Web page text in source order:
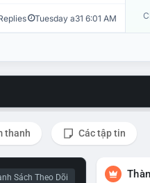
Tuesday a31 6:01 AM
thanh Các tập tin
Sách Theo Dõi